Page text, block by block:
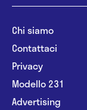
Chi siamo
Contattaci
Privacy
Modello 231
Advertising